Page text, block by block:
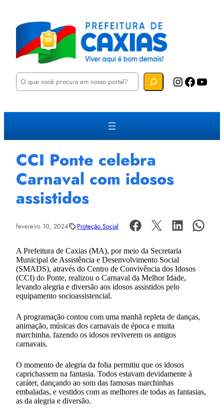
P
u
a
Instagram Facebook YouTube
CCI Ponte celebra
Carnaval com idosos
assistidos
fevereiro 10, 2024 Proteção Social
A Prefeitura de Caxias (MA), por meio da Secretaria
Municipal de Assistência e Desenvolvimento Social
(SMADS), através do Centro de Convivência dos Idosos
(CCI) do Ponte, realizou o Carnaval da Melhor Idade,
levando alegria e diversão aos idosos assistidos pelo
equipamento socioassistencial.
A programação contou com uma manhã repleta de danças,
animação, músicas dos carnavais de época e muita
marchinha, fazendo os idosos reviverem os antigos
carnavais.
O momento de alegria da folia permitiu que os idosos
caprichassem na fantasia. Todos estavam devidamente à
caráter, dançando ao som das famosas marchinhas
embaladas, e vestidos com as melhores de todas as fantasias,
as da alegria e diversão.